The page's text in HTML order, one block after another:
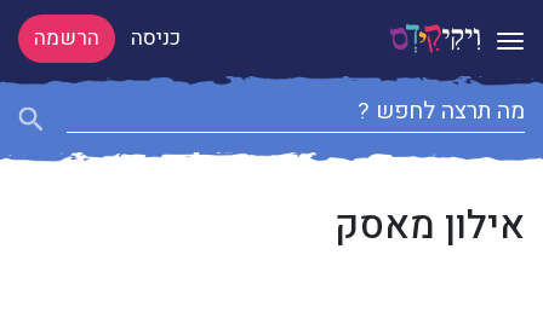
Toggle navigation כניסה הרשמה
אילון מאסק